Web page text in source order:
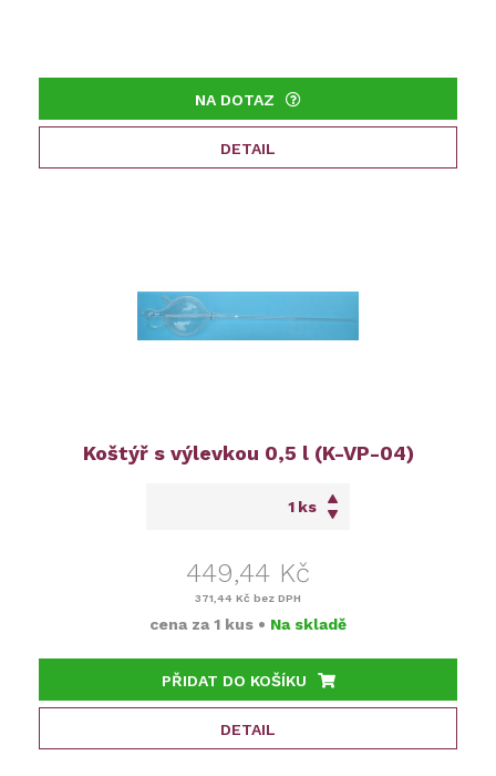
NA DOTAZ
DETAIL
Koštýř s výlevkou 0,5 l (K-VP-04)
ks
449,44 Kč
371,44 Kč bez DPH
cena za 1 kus • Na skladě
PŘIDAT DO KOŠÍKU
DETAIL